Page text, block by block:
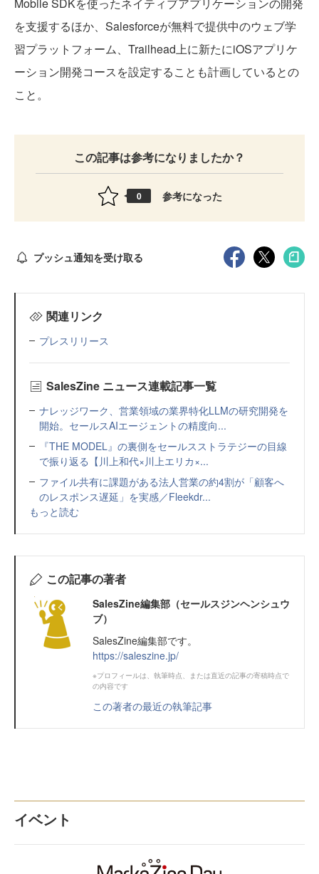
を支援するほか、Salesforceが無料で提供中のウェブ学
習プラットフォーム、Trailhead上に新たにiOSアプリケ
ーション開発コースを設定することも計画しているとの
こと。
この記事は参考になりましたか？
0 参考になった
プッシュ通知を受け取る
関連リンク
プレスリリース
SalesZine ニュース連載記事一覧
ナレッジワーク、営業領域の業界特化LLMの研究開発を
開始。セールスAIエージェントの精度向...
『THE MODEL』の裏側をセールスストラテジーの目線
で振り返る【川上和代×川上エリカ×...
ファイル共有に課題がある法人営業の約4割が「顧客へ
のレスポンス遅延」を実感／Fleekdr...
もっと読む
この記事の著者
SalesZine編集部（セールスジンヘンシュウ
ブ）
SalesZine編集部です。
https://saleszine.jp/
※プロフィールは、執筆時点、または直近の記事の寄稿時点で
の内容です
この著者の最近の執筆記事
イベント